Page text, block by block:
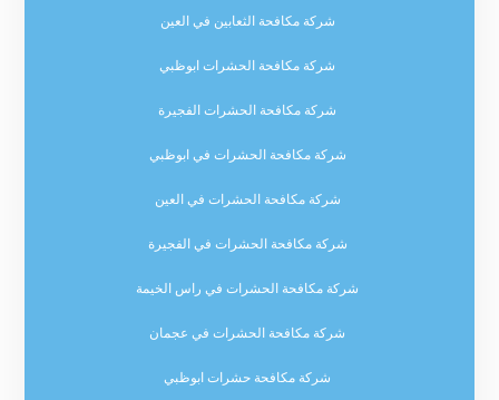
شركة مكافحة الثعابين في العين
شركة مكافحة الحشرات ابوظبي
شركة مكافحة الحشرات الفجيرة
شركة مكافحة الحشرات في ابوظبي
شركة مكافحة الحشرات في العين
شركة مكافحة الحشرات في الفجيرة
شركة مكافحة الحشرات في راس الخيمة
شركة مكافحة الحشرات في عجمان
شركة مكافحة حشرات ابوظبي